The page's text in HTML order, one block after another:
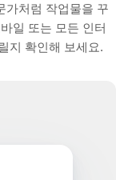
가처럼 작업물을 꾸
일 또는 모든 인터
지 확인해 보세요.